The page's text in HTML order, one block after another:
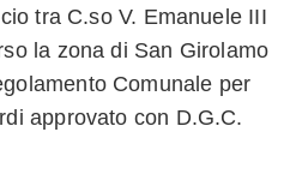
su
su
tra C.so V. Emanuele III
la zona di San Girolamo
Comunale per
approvato con D.G.C.